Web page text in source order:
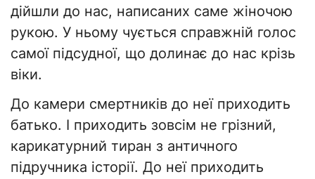
дійшли до нас, написаних саме жіночою
рукою. У ньому чується справжній голос
самої підсудної, що долинає до нас крізь
віки.
​До камери смертників до неї приходить
батько. І приходить зовсім не грізний,
карикатурний тиран з античного
підручника історії. До неї приходить